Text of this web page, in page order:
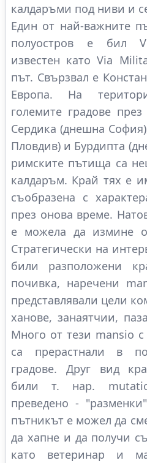
калдаръми под ниви и
Един от най-важните
полуостров е бил
известен като Via
път. Свързвал е
Европа. На
големите градове
Сердика (днешна
Пловдив) и Бурдипта
римските пътища са
калдаръм. Край тях е
съобразена с
през онова време.
е можела да измине
Стратегически на
били разположени
почивка, наречени
представлявали цели
ханове, занаятчии,
Много от тези mansio
са прерастнали в
градове. Друг вид
били т. нар.
преведено -
пътникът е можел да
да хапне и да получи
като ветеринар и